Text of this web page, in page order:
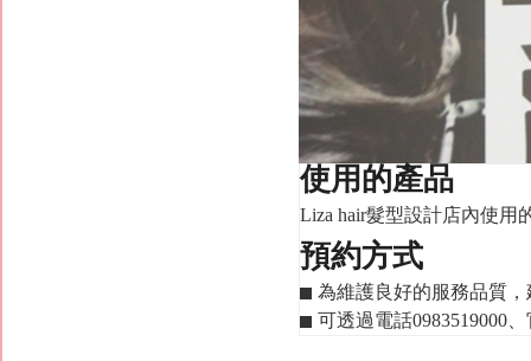
使用的產品
Liza hair髮型設計店內使用
預約方式
為維護良好的服務品質
可透過電話0983519000